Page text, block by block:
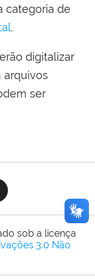
categoria de
.
digitalizar
ser
sob a licença
3.0 Não